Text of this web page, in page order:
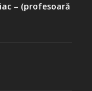
– (profesoară